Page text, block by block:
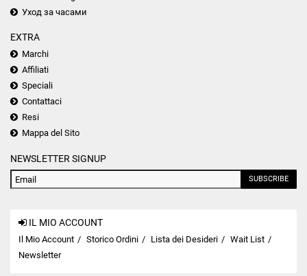
Уход за часами
EXTRA
Marchi
Affiliati
Speciali
Contattaci
Resi
Mappa del Sito
NEWSLETTER SIGNUP
SUBSCRIBE
IL MIO ACCOUNT
Il Mio Account Storico Ordini Lista dei Desideri
Wait List
Newsletter